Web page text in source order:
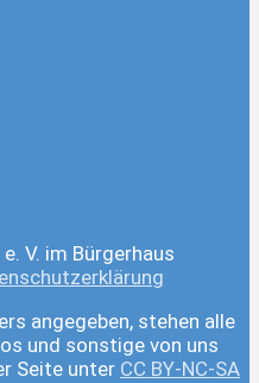
V. im Bürgerhaus
angegeben, stehen alle
und sonstige von uns
Seite unter CC BY-NC-SA